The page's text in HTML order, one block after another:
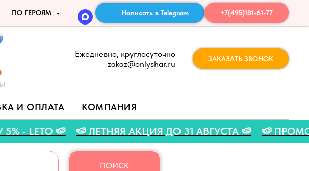
ПО ГЕРОЯМ Написать в Telegram +7(495)181-61-77
Ежедневно, круглосуточно
zakaz@onlyshar.ru
ЗАКАЗАТЬ ЗВОНОК
И ОПЛАТА КОМПАНИЯ
5% - LETO 🍉 🍉 ЛЕТНЯЯ АКЦИЯ ДО 31 АВГУСТА 🍉 🍉
ПОИСК